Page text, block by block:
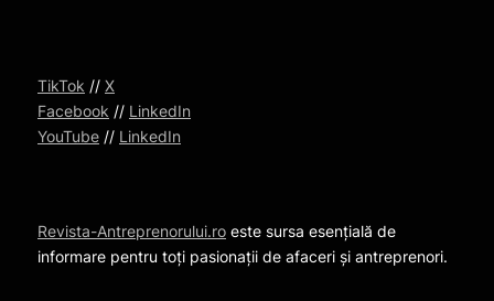
TikTok // X
Facebook // LinkedIn
YouTube // LinkedIn
Revista-Antreprenorului.ro este sursa esențială de
informare pentru toți pasionații de afaceri și antreprenori.